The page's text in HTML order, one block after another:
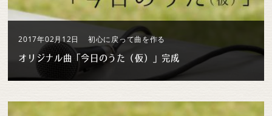
2017年02月12日 初心に戻って曲を作る
オリジナル曲「今日のうた（仮）」完成